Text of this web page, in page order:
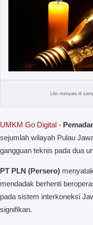
Lilin menyala di
UMKM Go Digital -
sejumlah wilayah Pulau
gangguan teknis pada dua
PT PLN (Persero)
mendadak berhenti
pada sistem interkoneksi
signifikan.